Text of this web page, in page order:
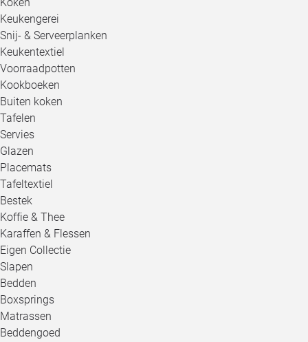
Keukengerei
Snij- & Serveerplanken
Keukentextiel
Voorraadpotten
Kookboeken
Buiten koken
Tafelen
Servies
Glazen
Placemats
Tafeltextiel
Bestek
Koffie & Thee
Karaffen & Flessen
Eigen Collectie
Slapen
Bedden
Boxsprings
Matrassen
Beddengoed